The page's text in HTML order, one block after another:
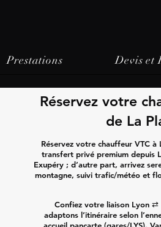
Prestations Devis et
Réservez votre
de La
Réservez votre chauffeur VTC
transfert privé premium depuis
Exupéry ; d’autre part, arrivez
montagne, suivi trafic/météo et
Confiez votre liaison Lyon ⇄
adaptons l’itinéraire selon